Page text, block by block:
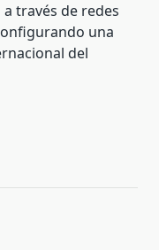
través de redes
una
del